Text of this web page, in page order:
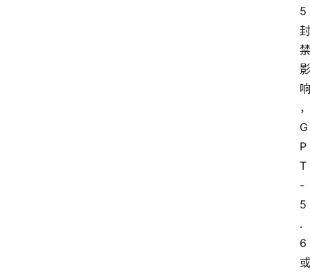
5
封
禁
影
响
，
G
P
T
-
5
.
6
或